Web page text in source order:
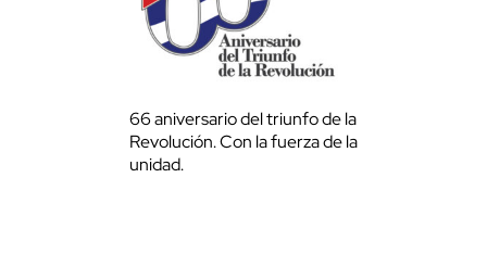
66 aniversario del triunfo de la
Revolución. Con la fuerza de la
unidad.